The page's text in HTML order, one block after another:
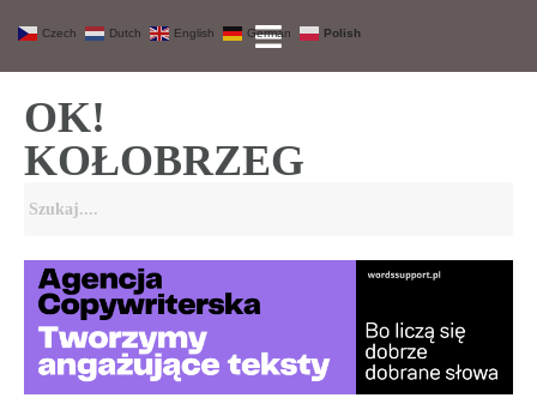
OK!
KOŁOBRZEG
Czech Dutch English German Polish